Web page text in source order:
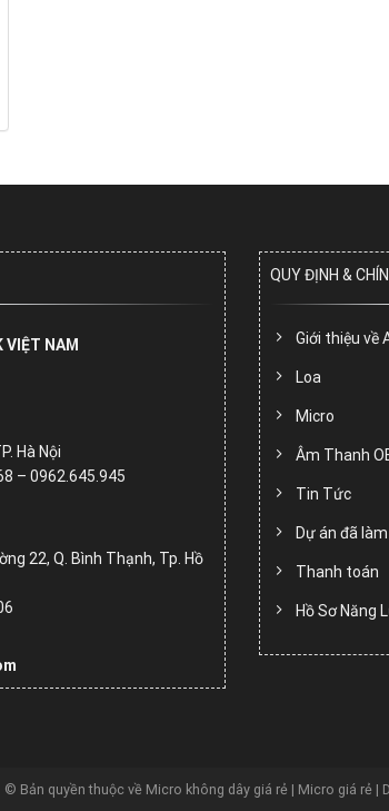
VIỆT NAM
Hà Nội
– 0962.645.945
22, Q. Bình Thạnh, Tp. Hồ
QUY ĐỊNH &
Giới thiệu về
Loa
Micro
Âm Thanh
Tin Tức
Dự án đã làm
Thanh toán
Hồ Sơ Năng
© Bản quyền thuộc về Micro không dây giá rẻ | Micro giá rẻ |